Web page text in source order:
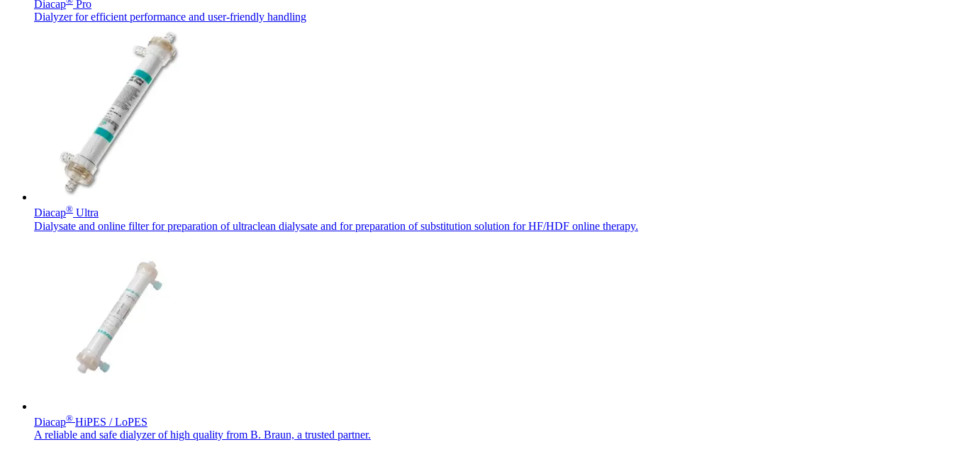
Tuotekatalogi
Etsitkö tiettyä tuotetta? Tuotekatalogista löydät kattavan tuoteportfoliomme.
Diacap
Pro
Dialyzer for efficient performance and user-friendly handling
Diacap® Ultra
Dialysate and online filter for preparation of ultraclean dialysate and for preparation of substitution solution for HF/HDF online therapy.
Diacap® HiPES / LoPES
A reliable and safe dialyzer of high quality from B. Braun, a trusted partner.